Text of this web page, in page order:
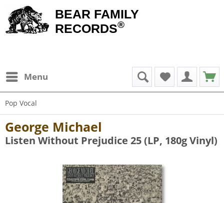
BEAR FAMILY
RECORDS®
Menu
Pop Vocal
George Michael
Listen Without Prejudice 25 (LP, 180g Vinyl)